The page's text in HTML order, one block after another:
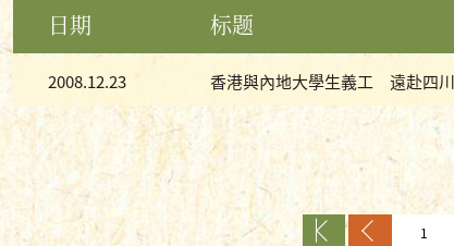
日期 标题
2008.12.23 香港與內地大學生義工 遠赴四